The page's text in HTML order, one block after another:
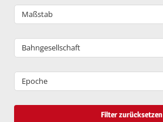
Maßstab
Bahngesellschaft
Epoche
Filter zurücksetzen